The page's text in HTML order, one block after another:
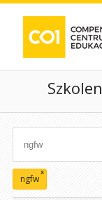
ngfw
x